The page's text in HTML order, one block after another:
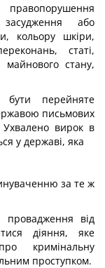
правопорушення
або
кольору шкіри,
статі,
майнового стану,
перейняте
письмових
вирок в
у державі, яка
за те ж
провадження від
діяння, яке
кримінальну
проступком.